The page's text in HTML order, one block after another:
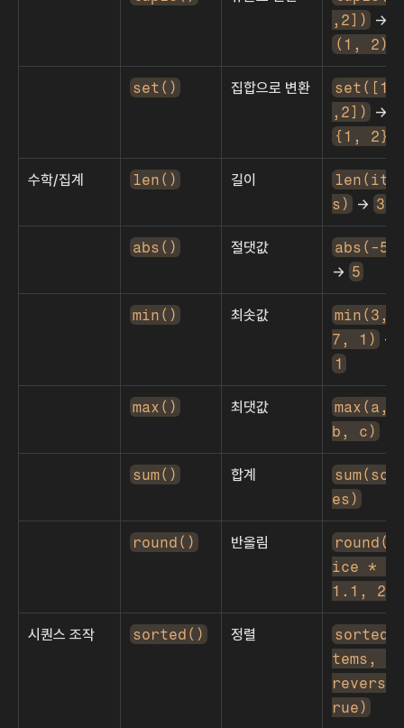
,2])
(1, 2)
set() 집합으로 변환
,2])
{1, 2}
수학/집계 len() 길이
s)
→ 3
abs() 절댓값
abs(-5)
→ 5
min() 최솟값
min(3,
7, 1)
1
max() 최댓값
max(a,
b, c)
sum() 합계
es)
round() 반올림
ice *
1.1, 2)
시퀀스 조작 sorted() 정렬
tems,
rue)